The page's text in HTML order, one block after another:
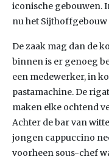
iconische gebouwen.
nu het Sijthoffgebouw
De zaak mag dan de
binnen is er genoeg
een medewerker, in
pastamachine. De
maken elke ochtend
Achter de bar van
jongen cappuccino
voorheen sous-chef